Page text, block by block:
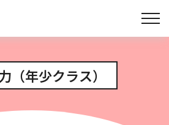
（年少クラス）